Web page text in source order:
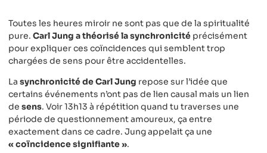
Toutes les heures miroir ne sont pas que de la spiritualité
pure. Carl Jung a théorisé la synchronicité précisément
pour expliquer ces coïncidences qui semblent trop
chargées de sens pour être accidentelles.
La synchronicité de Carl Jung repose sur l’idée que
certains événements n’ont pas de lien causal mais un lien
de sens. Voir 13h13 à répétition quand tu traverses une
période de questionnement amoureux, ça entre
exactement dans ce cadre. Jung appelait ça une
« coïncidence signifiante ».